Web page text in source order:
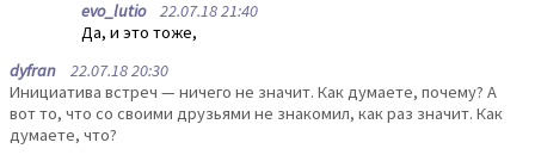
evo_lutio22.07.18 21:40
Да, и это тоже,
dyfran 22.07.18 20:30
Инициатива встреч — ничего не значит. Как думаете, почему? А
вот то, что со своими друзьями не знакомил, как раз значит. Как
думаете, что?